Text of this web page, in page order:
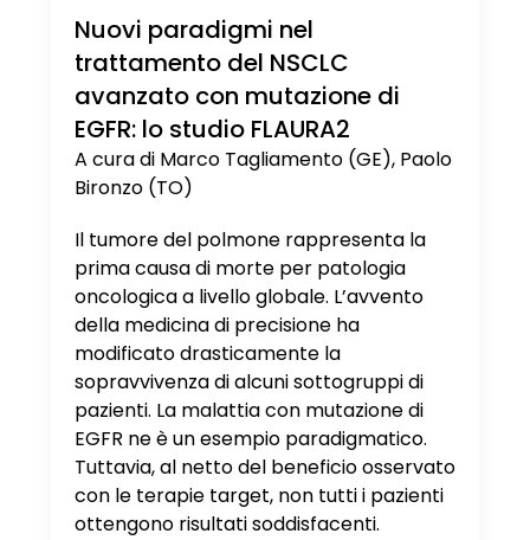
Nuovi paradigmi nel
trattamento del NSCLC
avanzato con mutazione di
EGFR: lo studio FLAURA2
A cura di Marco Tagliamento (GE), Paolo
Bironzo (TO)
Il tumore del polmone rappresenta la
prima causa di morte per patologia
oncologica a livello globale. L’avvento
della medicina di precisione ha
modificato drasticamente la
sopravvivenza di alcuni sottogruppi di
pazienti. La malattia con mutazione di
EGFR ne è un esempio paradigmatico.
Tuttavia, al netto del beneficio osservato
con le terapie target, non tutti i pazienti
ottengono risultati soddisfacenti.